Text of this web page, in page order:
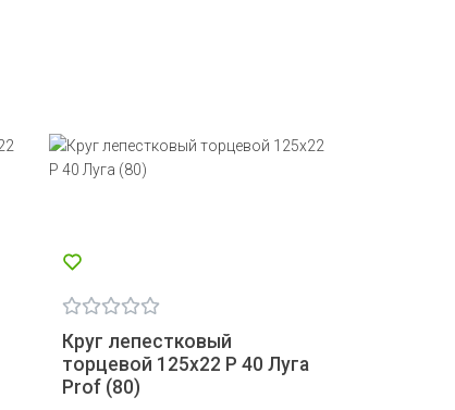
Круг лепестковый
торцевой 125х22 Р 40 Луга
Prof (80)